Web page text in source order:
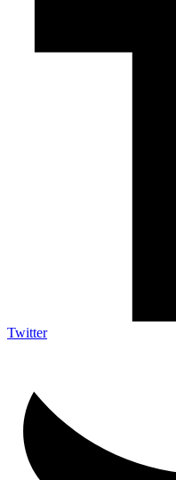
Twitter